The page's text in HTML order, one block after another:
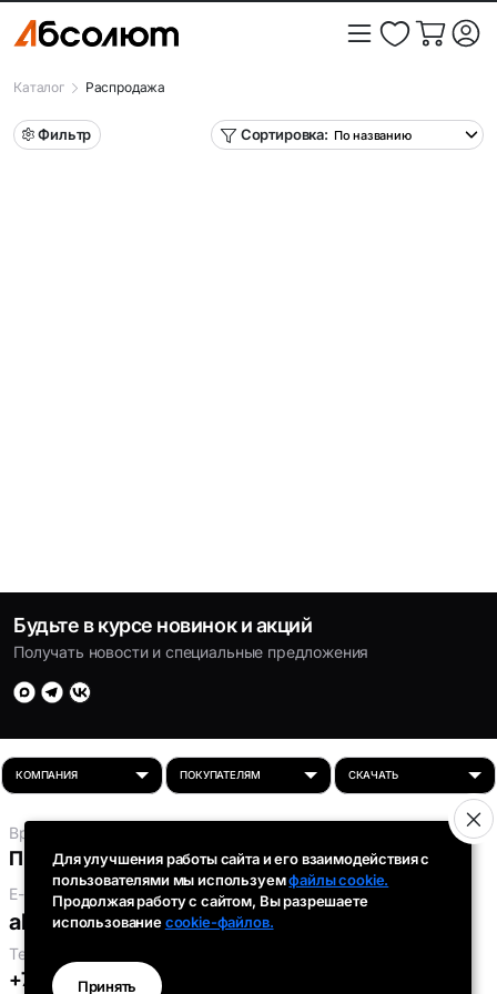
Каталог Распродажа
Фильтр Сортировка:
Будьте в курсе новинок и акций
Получать новости и специальные предложения
Время работы:
Пн-Пт: 8:00 - 16:30
E-mail:
absolut-tds@inbox.ru
Телефоны:
+7 (343) 301-91-93
Для улучшения работы сайта и его взаимодействия с
пользователями мы используемфайлы cookie.
Продолжая работу с сайтом, Вы разрешаете
использованиеcookie-файлов.
Принять